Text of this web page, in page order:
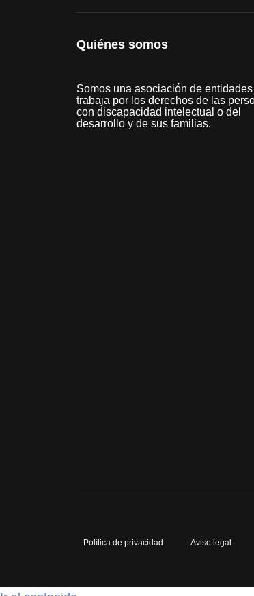
Quiénes somos
Somos una asociación de
trabaja por los derechos de las
con discapacidad intelectual o del
desarrollo y de sus familias.
Política de privacidad Aviso legal